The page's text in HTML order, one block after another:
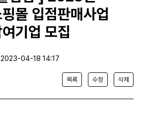
몰 입점판매사업
기업 모집
2023-04-18 14:17
목록 수정 삭제